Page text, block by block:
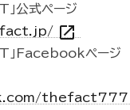
公式ページ
open_in_new
」Facebookページ
thefact777